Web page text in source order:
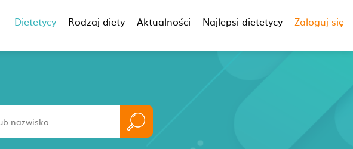
Dietetycy Rodzaj diety Aktualności Najlepsi dietetycy Zaloguj się